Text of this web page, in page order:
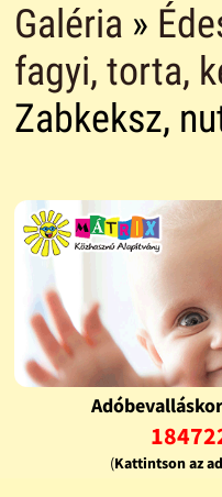
Galéria »
fagyi, torta,
Zabkeksz,
(Kattintson az